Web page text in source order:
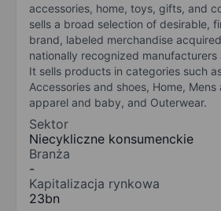
accessories, home, toys, gifts, and
sells a broad selection of desirable,
brand, labeled merchandise
nationally recognized manufacturers
It sells products in categories such
Accessories and shoes, Home,
apparel and baby, and Outerwear.
Sektor
Niecykliczne konsumenckie
Branża
-
Kapitalizacja rynkowa
23bn